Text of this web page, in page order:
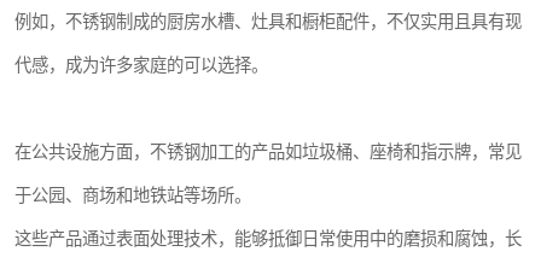
例如，不锈钢制成的厨房水槽、灶具和橱柜配件，不仅实用且具有现
代感，成为许多家庭的可以选择。
在公共设施方面，不锈钢加工的产品如垃圾桶、座椅和指示牌，常见
于公园、商场和地铁站等场所。
这些产品通过表面处理技术，能够抵御日常使用中的磨损和腐蚀，长